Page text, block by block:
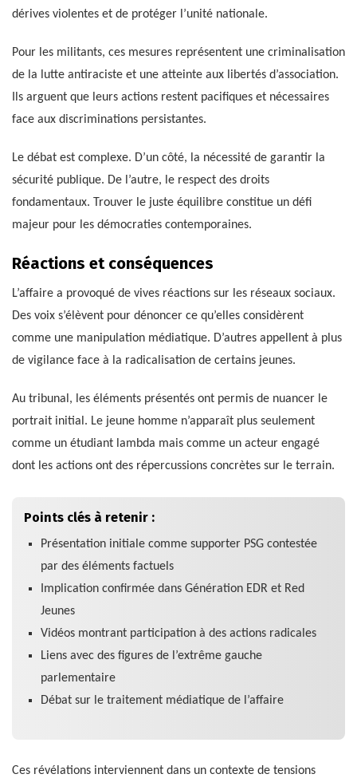
dérives violentes et de protéger l’unité nationale.
Pour les militants, ces mesures représentent une criminalisation
de la lutte antiraciste et une atteinte aux libertés d’association.
Ils arguent que leurs actions restent pacifiques et nécessaires
face aux discriminations persistantes.
Le débat est complexe. D’un côté, la nécessité de garantir la
sécurité publique. De l’autre, le respect des droits
fondamentaux. Trouver le juste équilibre constitue un défi
majeur pour les démocraties contemporaines.
Réactions et conséquences
L’affaire a provoqué de vives réactions sur les réseaux sociaux.
Des voix s’élèvent pour dénoncer ce qu’elles considèrent
comme une manipulation médiatique. D’autres appellent à plus
de vigilance face à la radicalisation de certains jeunes.
Au tribunal, les éléments présentés ont permis de nuancer le
portrait initial. Le jeune homme n’apparaît plus seulement
comme un étudiant lambda mais comme un acteur engagé
dont les actions ont des répercussions concrètes sur le terrain.
Points clés à retenir :
Présentation initiale comme supporter PSG contestée
par des éléments factuels
Implication confirmée dans Génération EDR et Red
Jeunes
Vidéos montrant participation à des actions radicales
Liens avec des figures de l’extrême gauche
parlementaire
Débat sur le traitement médiatique de l’affaire
Ces révélations interviennent dans un contexte de tensions